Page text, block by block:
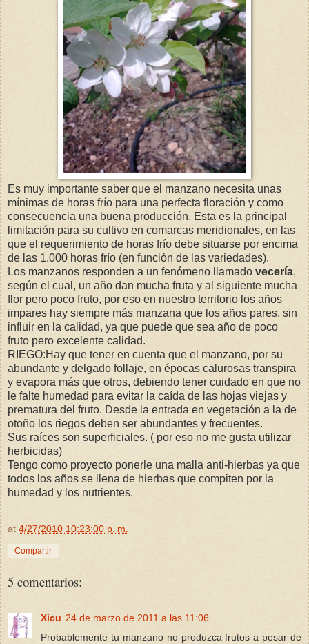
Es muy importante saber que el manzano necesita unas
mínimas de horas frío para una perfecta floración y como
consecuencia una buena producción. Esta es la principal
limitación para su cultivo en comarcas meridionales, en las
que el requerimiento de horas frío debe situarse por encima
de las 1.000 horas frío (en función de las variedades).
Los manzanos responden a un fenómeno llamado vecería,
según el cual, un año dan mucha fruta y al siguiente mucha
flor pero poco fruto, por eso en nuestro territorio los años
impares hay siempre más manzana que los años pares, sin
influir en la calidad, ya que puede que sea año de poco
fruto pero excelente calidad.
RIEGO:Hay que tener en cuenta que el manzano, por su
abundante y delgado follaje, en épocas calurosas transpira
y evapora más que otros, debiendo tener cuidado en que no
le falte humedad para evitar la caída de las hojas viejas y
prematura del fruto. Desde la entrada en vegetación a la de
otoño los riegos deben ser abundantes y frecuentes.
Sus raíces son superficiales. ( por eso no me gusta utilizar
herbicidas)
Tengo como proyecto ponerle una malla anti-hierbas ya que
todos los años se llena de hierbas que compiten por la
humedad y los nutrientes.
at 4/27/2010 10:23:00 p. m.
Compartir
5 comentarios:
Xicu 24 de marzo de 2011 a las 11:06
Probablemente tu manzano no produzca frutos a pesar de